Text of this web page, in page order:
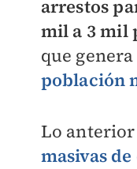
arrestos
mil a 3 mil
que
población
Lo
masivas